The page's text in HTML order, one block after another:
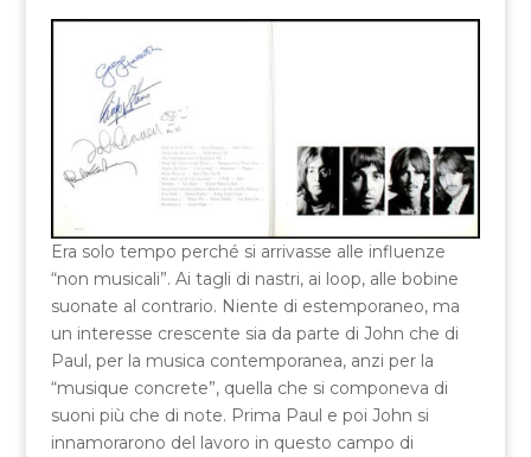
Era solo tempo perché si arrivasse alle influenze
“non musicali”. Ai tagli di nastri, ai loop, alle bobine
suonate al contrario. Niente di estemporaneo, ma
un interesse crescente sia da parte di John che di
Paul, per la musica contemporanea, anzi per la
“musique concrete”, quella che si componeva di
suoni più che di note. Prima Paul e poi John si
innamorarono del lavoro in questo campo di